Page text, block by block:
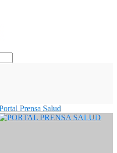
Prensa Salud